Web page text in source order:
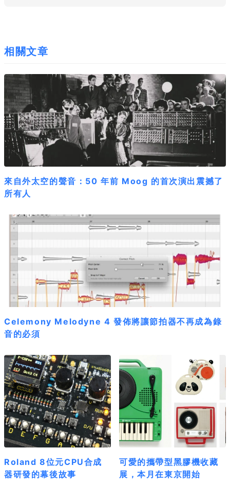
相關文章
來自外太空的聲音：50 年前 Moog 的首次演出震撼了
所有人
Celemony Melodyne 4 發佈將讓節拍器不再成為錄
音的必須
Roland 8位元CPU合成
器研發的幕後故事
可愛的攜帶型黑膠機收藏
展，本月在東京開始